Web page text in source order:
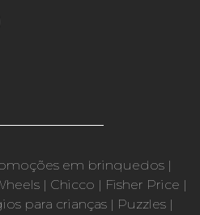
em brinquedos |
| Chicco | Fisher Price |
para crianças| Puzzles|